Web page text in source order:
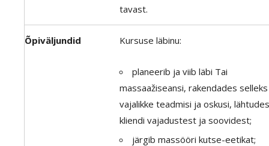
tavast.
Õpiväljundid Kursuse läbinu:
planeerib ja viib läbi Tai
massaažiseansi, rakendades selleks
vajalikke teadmisi ja oskusi,
kliendi vajadustest ja soovidest;
järgib massööri kutse-eetikat;